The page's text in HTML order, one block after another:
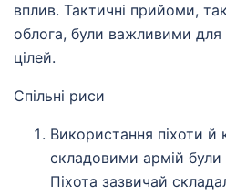
вплив. Тактичні прийоми,
облога, були важливими для
цілей.
Спільні риси
Використання піхоти й
складовими армій були
Піхота зазвичай